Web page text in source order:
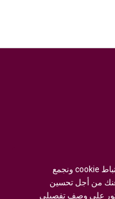
)
نحن نستخدم ملفات تعريف الارتباط cookie ونجمع
من أجل تحسين
على وصف تفصيلي